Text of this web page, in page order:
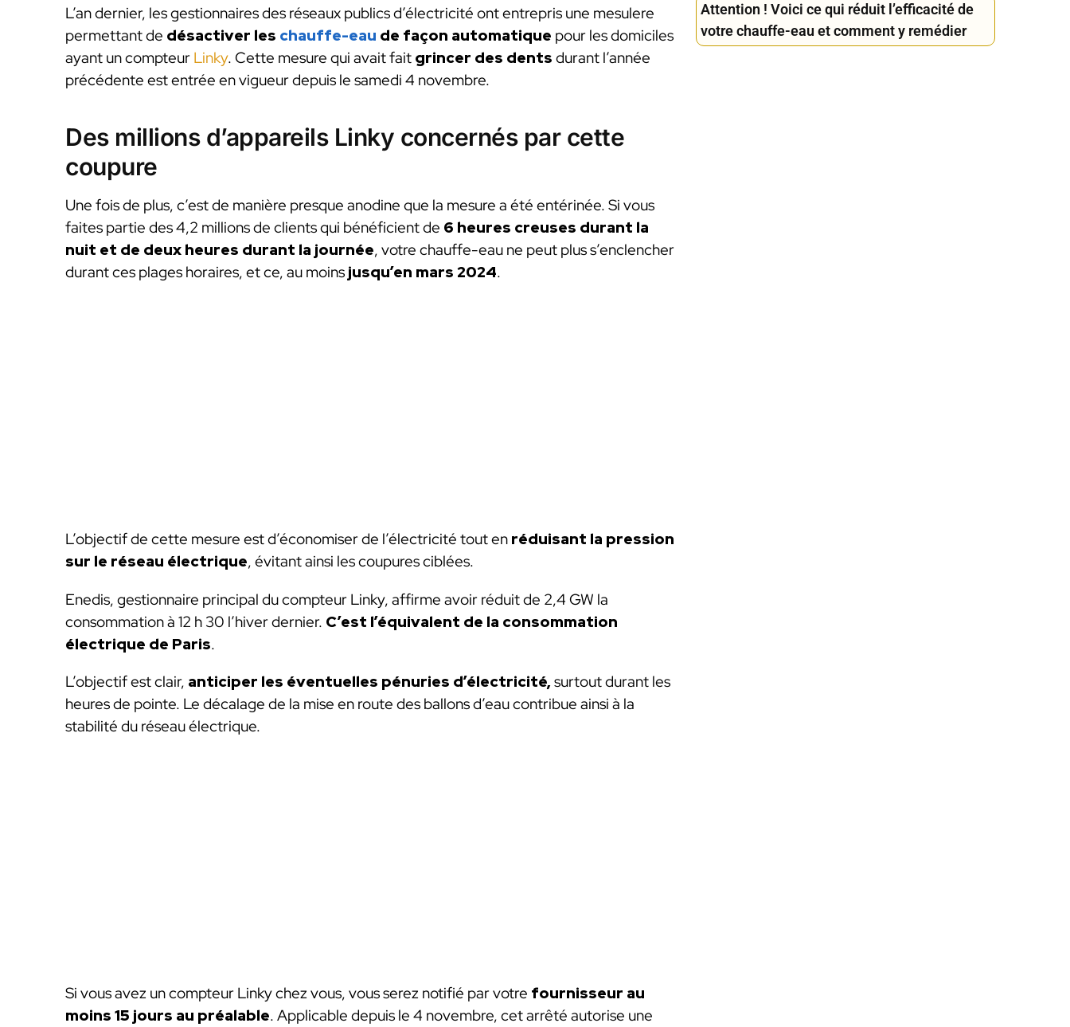
L’an dernier, les gestionnaires des réseaux publics d’électricité ont entrepris une mesulere
permettant de désactiver les chauffe-eau de façon automatique pour les domiciles
ayant un compteur Linky. Cette mesure qui avait fait grincer des dents durant l’année
précédente est entrée en vigueur depuis le samedi 4 novembre.
Des millions d’appareils Linky concernés par cette
coupure
Une fois de plus, c’est de manière presque anodine que la mesure a été entérinée. Si vous
faites partie des 4,2 millions de clients qui bénéficient de 6 heures creuses durant la
nuit et de deux heures durant la journée, votre chauffe-eau ne peut plus s’enclencher
durant ces plages horaires, et ce, au moins jusqu’en mars 2024.
L’objectif de cette mesure est d’économiser de l’électricité tout en réduisant la pression
sur le réseau électrique, évitant ainsi les coupures ciblées.
Enedis, gestionnaire principal du compteur Linky, affirme avoir réduit de 2,4 GW la
consommation à 12 h 30 l’hiver dernier. C’est l’équivalent de la consommation
électrique de Paris.
L’objectif est clair, anticiper les éventuelles pénuries d’électricité,surtout durant les
heures de pointe. Le décalage de la mise en route des ballons d’eau contribue ainsi à la
stabilité du réseau électrique.
Si vous avez un compteur Linky chez vous, vous serez notifié par votre fournisseur au
moins 15 jours au préalable. Applicable depuis le 4 novembre, cet arrêté autorise une
Attention ! Voici ce qui réduit l’efficacité de
votre chauffe-eau et comment y remédier